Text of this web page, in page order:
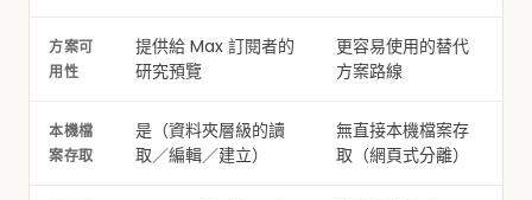
方案可
用性
提供給 Max 訂閱者的
研究預覽
更容易使用的替代
方案路線
本機檔
案存取
是（資料夾層級的讀
取／編輯／建立）
無直接本機檔案存
取（網頁式分離）